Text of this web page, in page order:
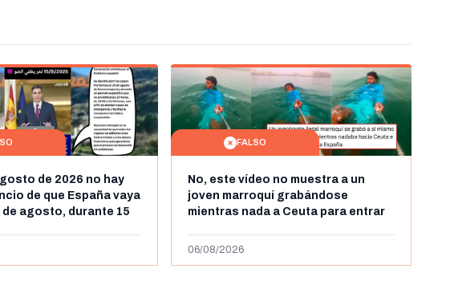
de 2026 no hay
de que España vaya
de agosto, durante 15
FALSO
No, este vídeo no muestra a un
joven marroquí grabándose
mientras nada a Ceuta para entrar
más de 450km de Ceuta y el autor lo
06/08/2026